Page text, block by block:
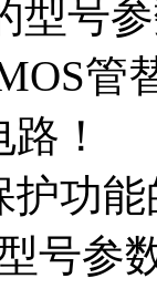
型号
管
！
功
号参